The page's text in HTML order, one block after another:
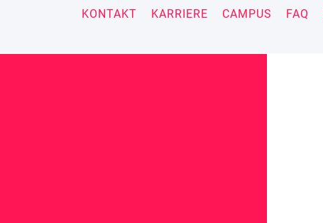
KONTAKT KARRIERE CAMPUS FAQ